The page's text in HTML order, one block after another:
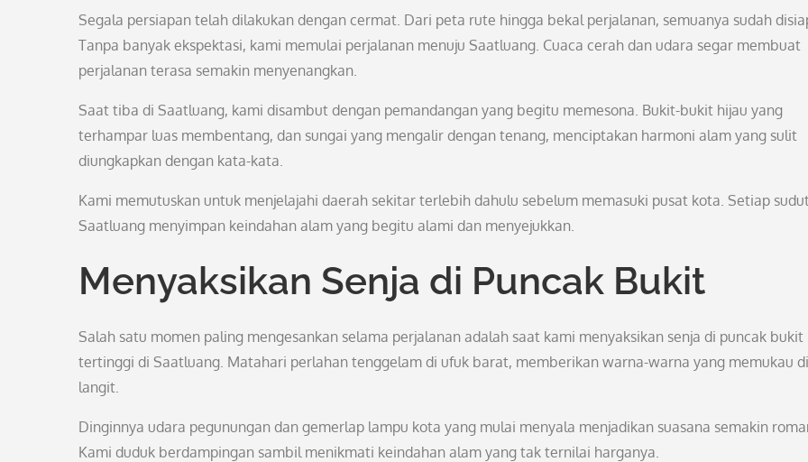
Segala persiapan telah dilakukan dengan cermat. Dari peta rute hingga bekal perjalanan, semuanya sudah
Tanpa banyak ekspektasi, kami memulai perjalanan menuju Saatluang. Cuaca cerah dan udara segar membuat
perjalanan terasa semakin menyenangkan.
Saat tiba di Saatluang, kami disambut dengan pemandangan yang begitu memesona. Bukit-bukit hijau yang
terhampar luas membentang, dan sungai yang mengalir dengan tenang, menciptakan harmoni alam yang sulit
diungkapkan dengan kata-kata.
Kami memutuskan untuk menjelajahi daerah sekitar terlebih dahulu sebelum memasuki pusat kota. Setiap
Saatluang menyimpan keindahan alam yang begitu alami dan menyejukkan.
Menyaksikan Senja di Puncak Bukit
Salah satu momen paling mengesankan selama perjalanan adalah saat kami menyaksikan senja di puncak bukit
tertinggi di Saatluang. Matahari perlahan tenggelam di ufuk barat, memberikan warna-warna yang memukau di
langit.
Dinginnya udara pegunungan dan gemerlap lampu kota yang mulai menyala menjadikan suasana semakin
Kami duduk berdampingan sambil menikmati keindahan alam yang tak ternilai harganya.